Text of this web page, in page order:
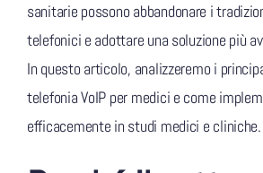
sanitarie possono abbandonare i
telefonici e adottare una soluzione più
In questo articolo, analizzeremo i
telefonia VoIP per medici e come
efficacemente in studi medici e cliniche.